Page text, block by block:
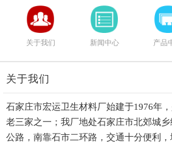
关于我们 新闻中心 产品
关于我们
石家庄市宏运卫生材料厂始建于1976年
老三家之一；我厂地处石家庄市北郊城
公路，南靠石市二环路，交通十分便利